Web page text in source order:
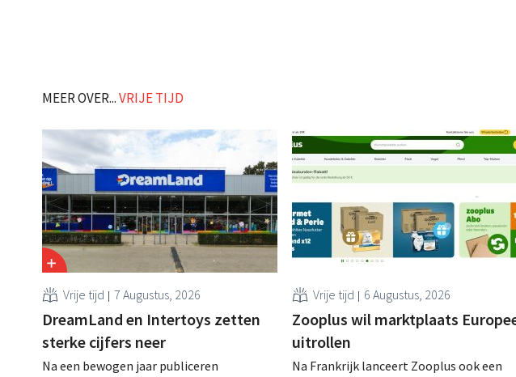
MEER OVER...VRIJE TIJD
Vrije tijd 7 Augustus, 2026
DreamLand en Intertoys zetten
sterke cijfers neer
Na een bewogen jaar publiceren
Vrije tijd 6 Augustus, 2026
Zooplus wil marktplaats
uitrollen
Na Frankrijk lanceert Zooplus ook een